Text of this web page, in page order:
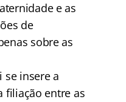
e as
de
sobre as
insere a
filiação entre as